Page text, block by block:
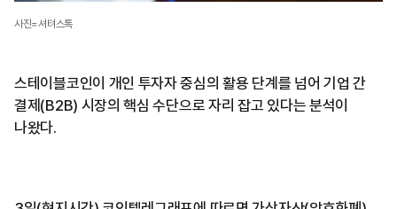
사진=셔텨스톡
스테이블코인이 개인 투자자 중심의 활용 단계를 넘어 기업 간
결제(B2B) 시장의 핵심 수단으로 자리 잡고 있다는 분석이
나왔다.